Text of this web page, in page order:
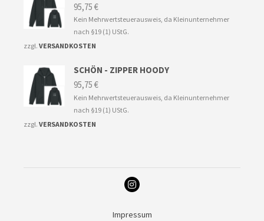
95,75 €
Kein Mehrwertsteuerausweis, da Kleinunternehmer
nach §19 (1) UStG.
zzgl. VERSANDKOSTEN
SCHÖN - ZIPPER HOODY
95,75 €
Kein Mehrwertsteuerausweis, da Kleinunternehmer
nach §19 (1) UStG.
zzgl. VERSANDKOSTEN
Impressum